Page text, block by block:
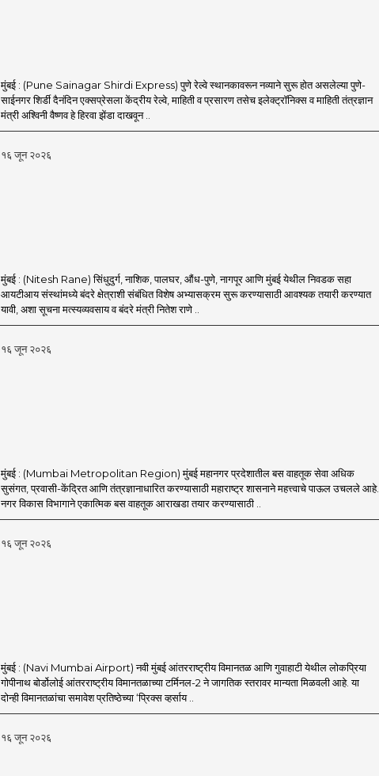
मुंबई : (Pune Sainagar Shirdi Express) पुणे रेल्वे स्थानकावरून नव्याने सुरू होत असलेल्या पुणे-
साईनगर शिर्डी दैनंदिन एक्सप्रेसला केंद्रीय रेल्वे, माहिती व प्रसारण तसेच इलेक्ट्रॉनिक्स व माहिती तंत्रज्ञान
मंत्री अश्विनी वैष्णव हे हिरवा झेंडा दाखवून ..
१६ जून २०२६
मुंबई : (Nitesh Rane) सिंधुदुर्ग, नाशिक, पालघर, औंध-पुणे, नागपूर आणि मुंबई येथील निवडक सहा
आयटीआय संस्थांमध्ये बंदरे क्षेत्राशी संबंधित विशेष अभ्यासक्रम सुरू करण्यासाठी आवश्यक तयारी करण्यात
यावी, अशा सूचना मत्स्यव्यवसाय व बंदरे मंत्री नितेश राणे ..
१६ जून २०२६
मुंबई : (Mumbai Metropolitan Region) मुंबई महानगर प्रदेशातील बस वाहतूक सेवा अधिक
सुसंगत, प्रवासी-केंद्रित आणि तंत्रज्ञानाधारित करण्यासाठी महाराष्ट्र शासनाने महत्त्वाचे पाऊल उचलले आहे.
नगर विकास विभागाने एकात्मिक बस वाहतूक आराखडा तयार करण्यासाठी ..
१६ जून २०२६
मुंबई : (Navi Mumbai Airport) नवी मुंबई आंतरराष्ट्रीय विमानतळ आणि गुवाहाटी येथील लोकप्रिया
गोपीनाथ बोर्डोलोई आंतरराष्ट्रीय विमानतळाच्या टर्मिनल-2 ने जागतिक स्तरावर मान्यता मिळवली आहे. या
दोन्ही विमानतळांचा समावेश प्रतिष्ठेच्या ‘प्रिक्स व्हर्साय ..
१६ जून २०२६